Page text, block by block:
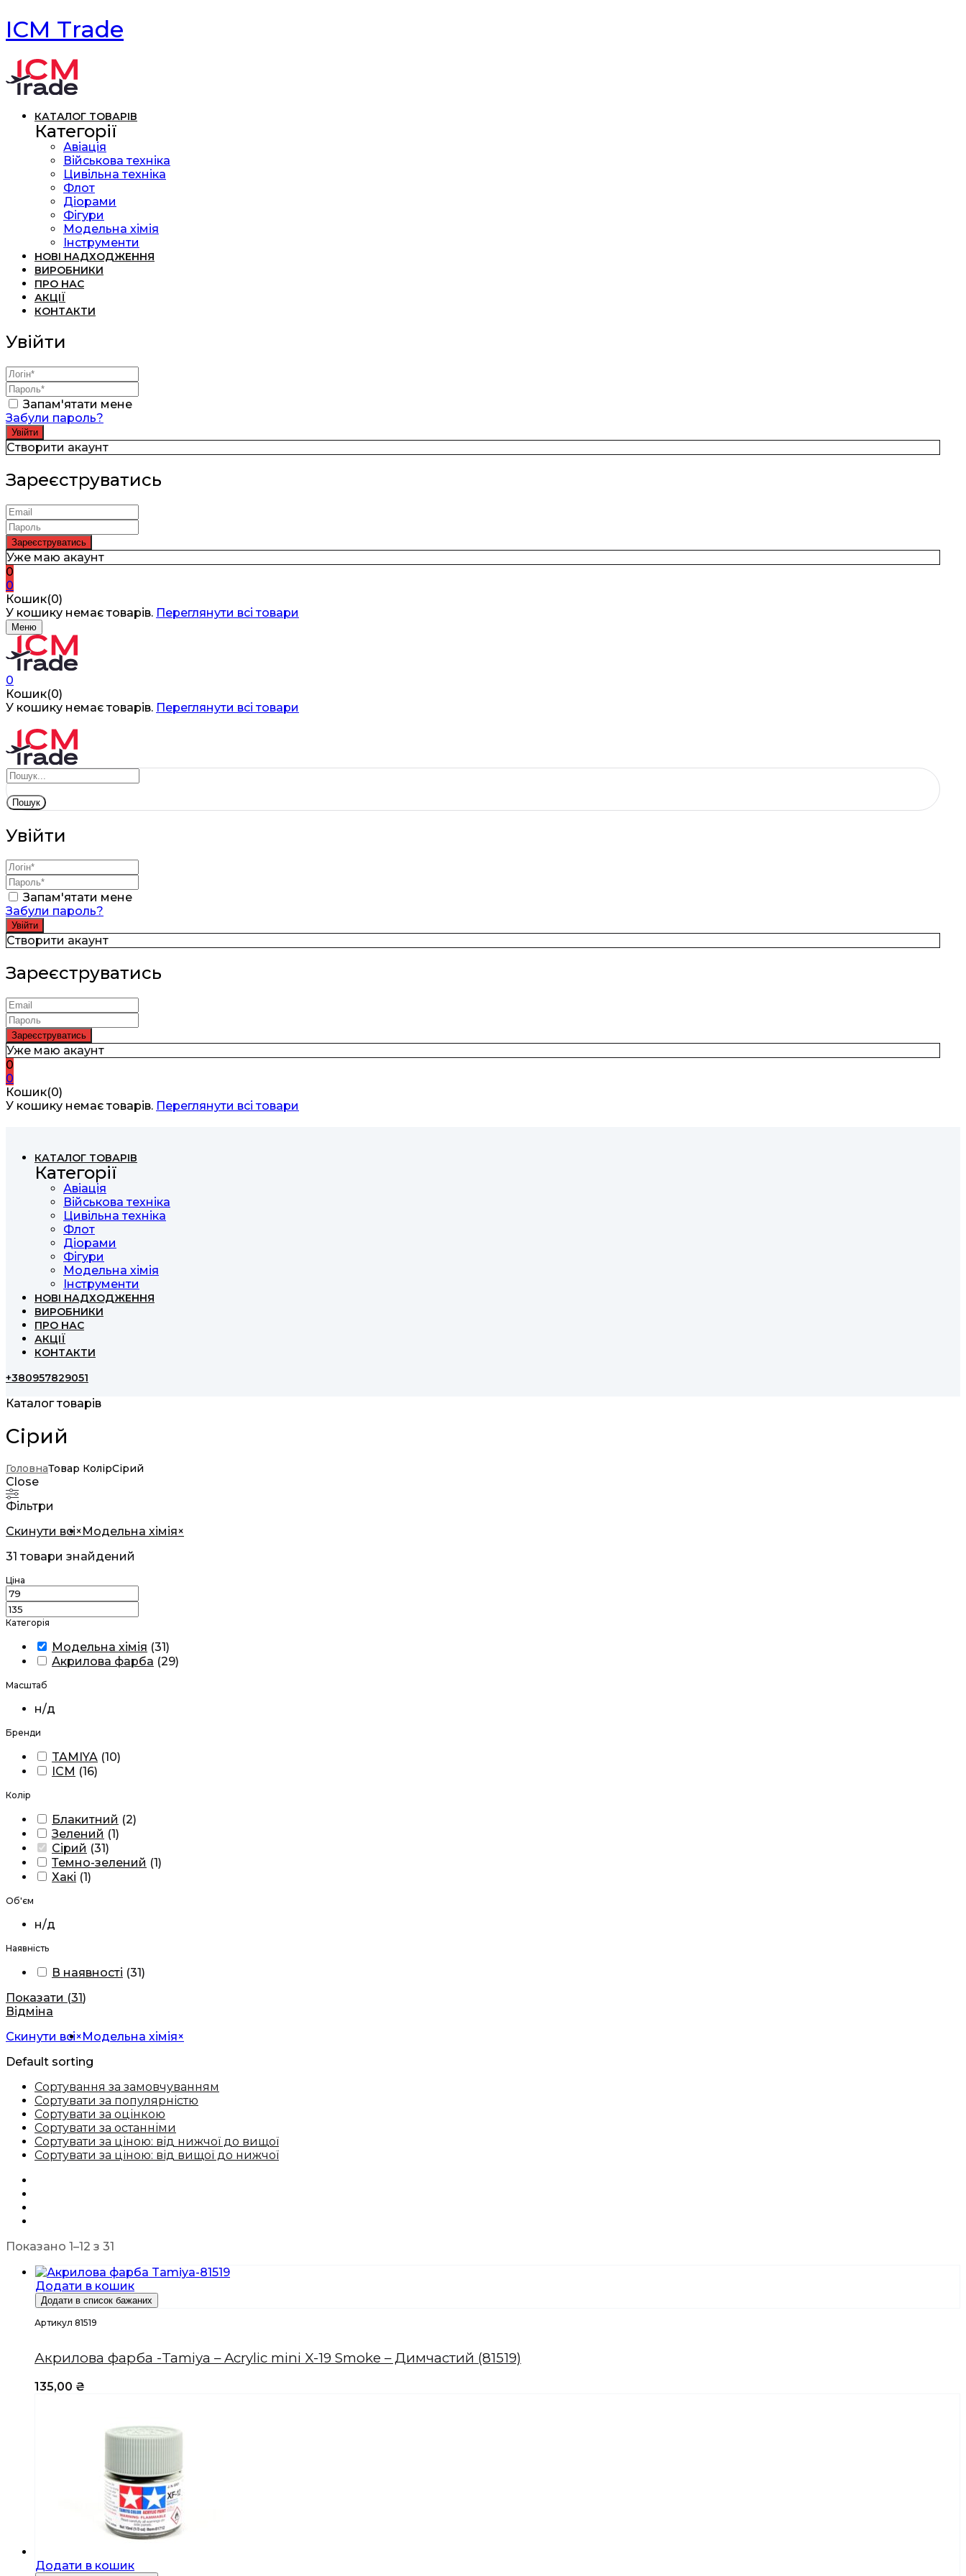
ICM Trade
КАТАЛОГ ТОВАРІВ
Категорії
Авіація
Військова техніка
Цивільна техніка
Флот
Діорами
Фігури
Модельна хімія
Інструменти
НОВІ НАДХОДЖЕННЯ
ВИРОБНИКИ
ПРО НАС
АКЦІЇ
КОНТАКТИ
Увійти
Запам'ятати мене
Забули пароль?
Створити акаунт
Зареєструватись
Уже маю акаунт
0
0
Кошик(0)
У кошику немає товарів. Переглянути всі товари
Меню
0
Кошик(0)
У кошику немає товарів. Переглянути всі товари
Пошук
Увійти
Запам'ятати мене
Забули пароль?
Створити акаунт
Зареєструватись
Уже маю акаунт
0
0
Кошик(0)
У кошику немає товарів. Переглянути всі товари
КАТАЛОГ ТОВАРІВ
Категорії
Авіація
Військова техніка
Цивільна техніка
Флот
Діорами
Фігури
Модельна хімія
Інструменти
НОВІ НАДХОДЖЕННЯ
ВИРОБНИКИ
ПРО НАС
АКЦІЇ
КОНТАКТИ
+380957829051
Каталог товарів
Сірий
ГоловнаТовар КолірСірий
Close
Фільтри
Скинути всі×Модельна хімія×
31 товари знайдений
Ціна
Категорія
Модельна хімія (31)
Акрилова фарба (29)
Масштаб
н/д
Бренди
TAMIYA (10)
ICM (16)
Колір
Блакитний (2)
Зелений (1)
Сірий (31)
Темно-зелений (1)
Хакі (1)
Об'єм
н/д
Наявність
В наявності (31)
Показати (31)
Відміна
Скинути всі×Модельна хімія×
Default sorting
Сортування за замовчуванням
Сортувати за популярністю
Сортувати за оцінкою
Сортувати за останніми
Сортувати за ціною: від нижчої до вищої
Сортувати за ціною: від вищої до нижчої
Показано 1–12 з 31
Додати в кошик
Додати в список бажаних
Артикул 81519
Акрилова фарба -Tamiya – Acrylic mini X-19 Smoke – Димчастий (81519)
135,00 ₴
Додати в кошик